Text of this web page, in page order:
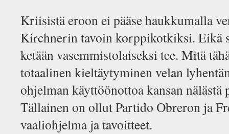
Kriisistä eroon ei pääse haukkumalla
Kirchnerin tavoin korppikotkiksi. Eikä
ketään vasemmistolaiseksi tee. Mitä
totaalinen kieltäytyminen velan
ohjelman käyttöönottoa kansan nälästä
Tällainen on ollut Partido Obreron ja
vaaliohjelma ja tavoitteet.